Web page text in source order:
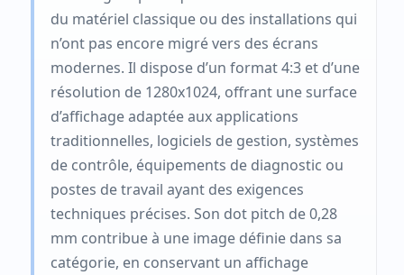
du matériel classique ou des installations qui
n’ont pas encore migré vers des écrans
modernes. Il dispose d’un format 4:3 et d’une
résolution de 1280x1024, offrant une surface
d’affichage adaptée aux applications
traditionnelles, logiciels de gestion, systèmes
de contrôle, équipements de diagnostic ou
postes de travail ayant des exigences
techniques précises. Son dot pitch de 0,28
mm contribue à une image définie dans sa
catégorie, en conservant un affichage